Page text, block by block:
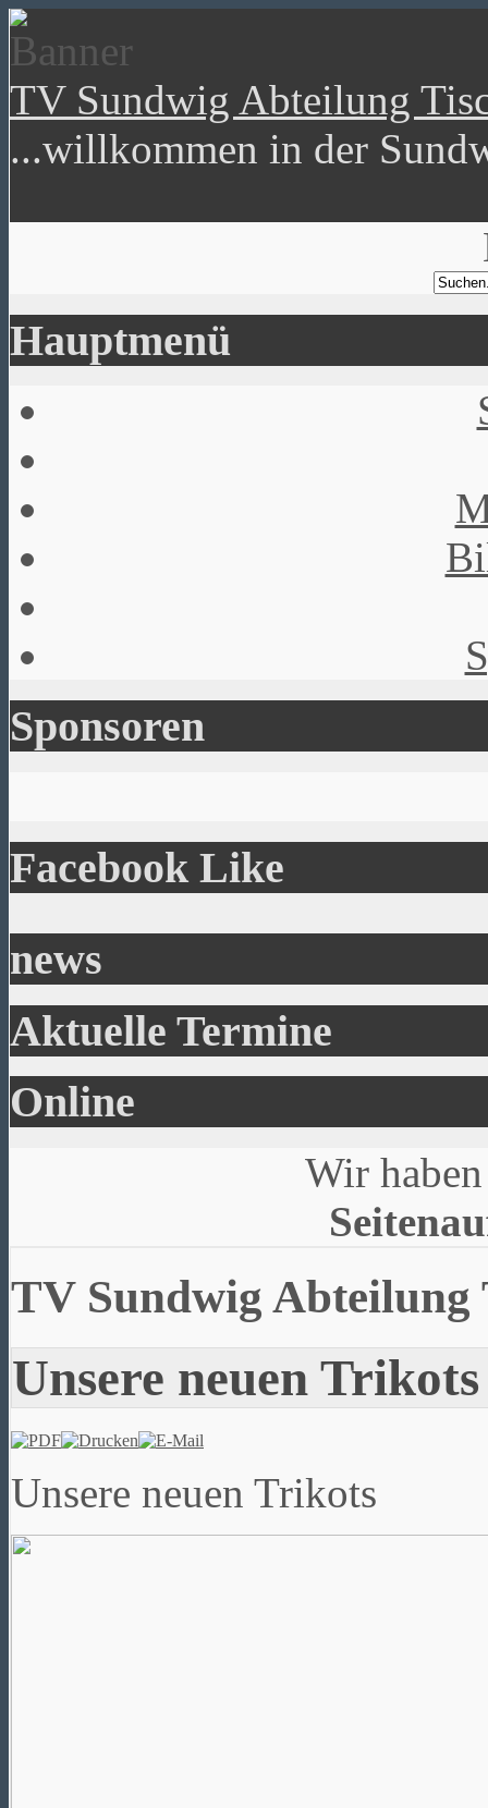
TV Sundwig Abteilung
...willkommen in der
Hauptmenü
Sponsoren
Facebook Like
news
Aktuelle Termine
Online
Wir
TV Sundwig Abteilung
Unsere neuen Trikots
Unsere neuen Trikots